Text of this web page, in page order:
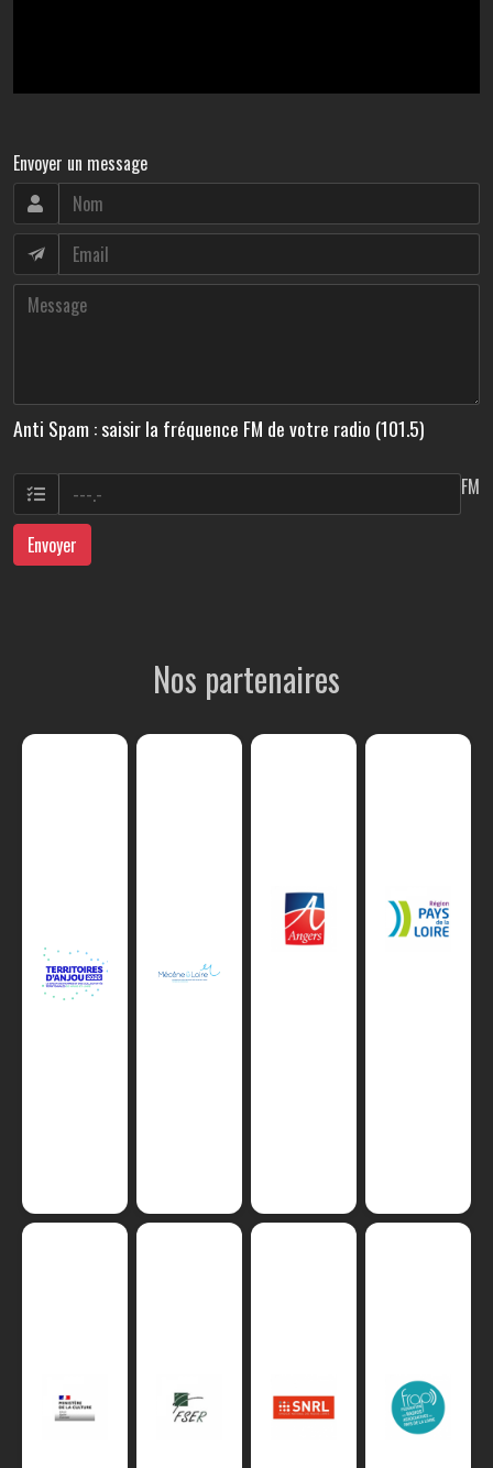
Envoyer un message
Anti Spam : saisir la fréquence FM de votre radio (101.5)
FM
Envoyer
Nos partenaires